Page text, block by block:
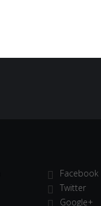
Facebook
Twitter
Google+